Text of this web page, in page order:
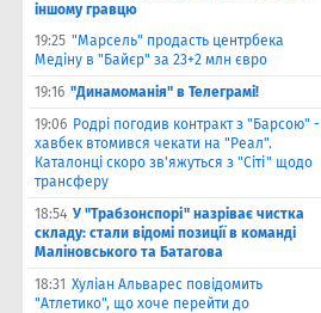
іншому гравцю
19:25 "Марсель" продасть центрбека
Медіну в "Байєр" за 23+2 млн євро
19:16 "Динамоманія" в Телеграмі!
19:06 Родрі погодив контракт з "Барсою" -
хавбек втомився чекати на "Реал".
Каталонці скоро зв'яжуться з "Сіті" щодо
трансферу
18:54 У "Трабзонспорі" назріває чистка
складу: стали відомі позиції в команді
Малiновського та Батагова
18:31 Хуліан Альварес повідомить
"Атлетико", що хоче перейти до